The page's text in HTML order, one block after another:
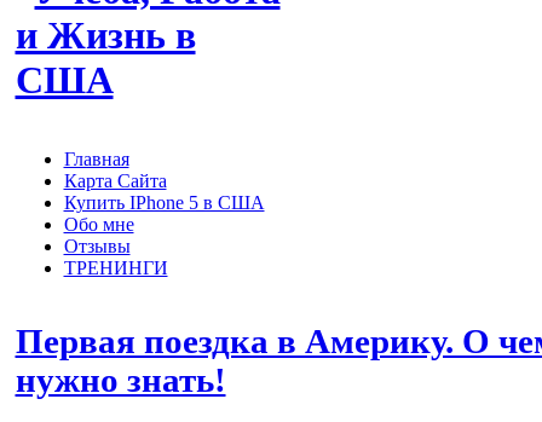
Главная
Карта Сайта
Купить IPhone 5 в США
Обо мне
Отзывы
ТРЕНИНГИ
Первая поездка в Америку. О
нужно знать!